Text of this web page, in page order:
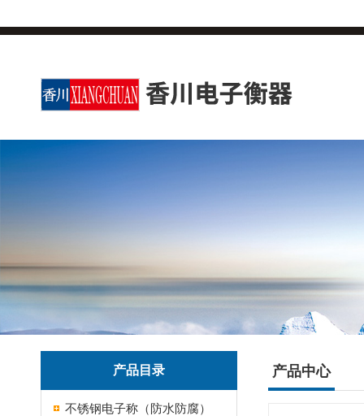
产品目录
不锈钢电子称（防水防腐）
产品中心